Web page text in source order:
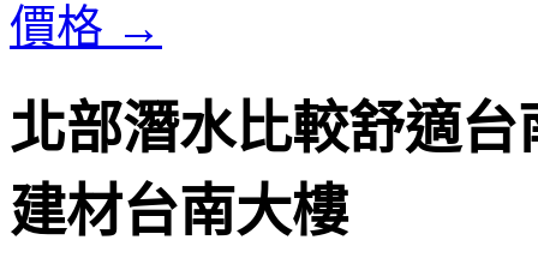
價格 →
北部潛水比較舒適
建材台南大樓